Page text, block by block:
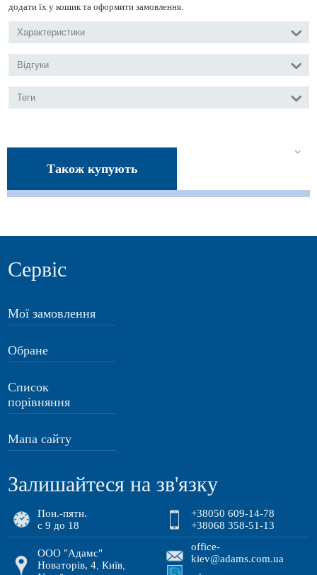
додати їх у кошик та оформити замовлення.
Характеристики
Відгуки
Теги
Також купують
Сервіс
Мої замовлення
Обране
Список
порівняння
Мапа сайту
Залишайтеся на зв'язку
Пон.-пятн.
с 9 до 18
+38050 609-14-78
+38068 358-51-13
ООО "Адамс"
Новаторів, 4 ,Київ
office-
kiev@adams.com.ua